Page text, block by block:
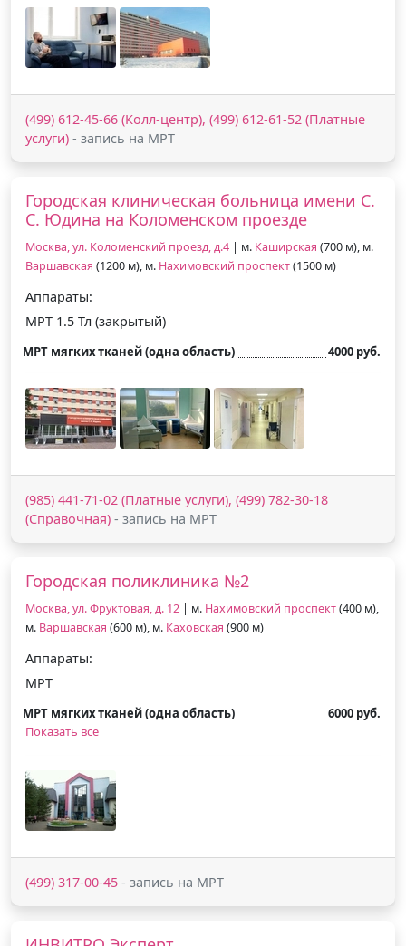
(499) 612-45-66 (Колл-центр), (499) 612-61-52 (Платные
услуги) - запись на МРТ
Городская клиническая больница имени С.
С. Юдина на Коломенском проезде
Москва, ул. Коломенский проезд, д.4 | м. Каширская (700 м), м.
Варшавская (1200 м), м. Нахимовский проспект(1500 м)
Аппараты:
МРТ 1.5 Тл (закрытый)
МРТ мягких тканей (одна область) 4000 руб.
(985) 441-71-02 (Платные услуги), (499) 782-30-18
(Справочная) - запись на МРТ
Городская поликлиника №2
Москва, ул. Фруктовая, д. 12 | м. Нахимовский проспект(400 м),
м. Варшавская (600 м), м. Каховская (900 м)
Аппараты:
МРТ
МРТ мягких тканей (одна область)
6000 руб.
Показать все
(499) 317-00-45 - запись на МРТ